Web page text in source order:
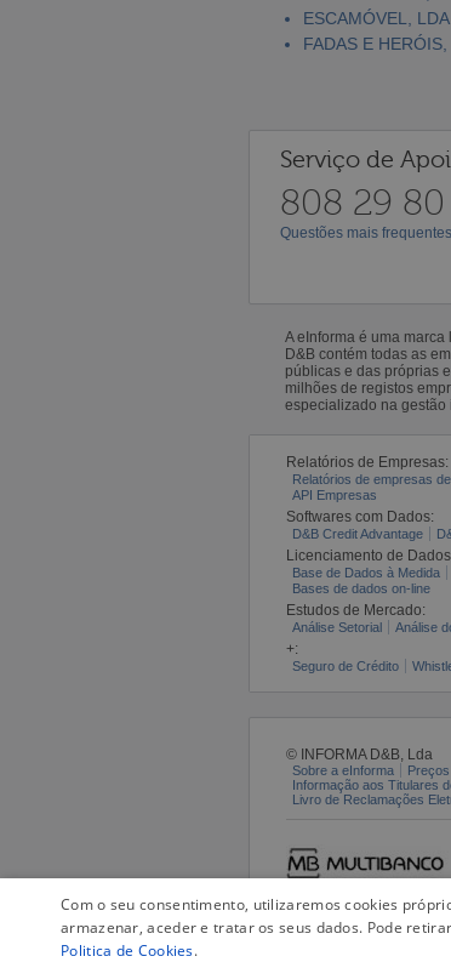
ESCAMÓVEL, LDA
FADAS E
Serviço de
808 29
Questões mais
A eInforma é uma
D&B contém todas as
públicas e das próprias
milhões de registos
especializado na gestão
Relatórios de Empresas:
Relatórios de empresas
API Empresas
Softwares com Dados:
D&B Credit Advantage
Licenciamento de
Base de Dados à Medida
Bases de dados on-line
Estudos de Mercado:
Análise Setorial Análise
+:
Seguro de Crédito
© INFORMA D&B, Lda
Sobre a eInforma Preços
Informação aos Titulares
Livro de Reclamações
Com o seu consentimento, utilizaremos cookies
armazenar, aceder e tratar os seus dados. Pode
Politica de Cookies.